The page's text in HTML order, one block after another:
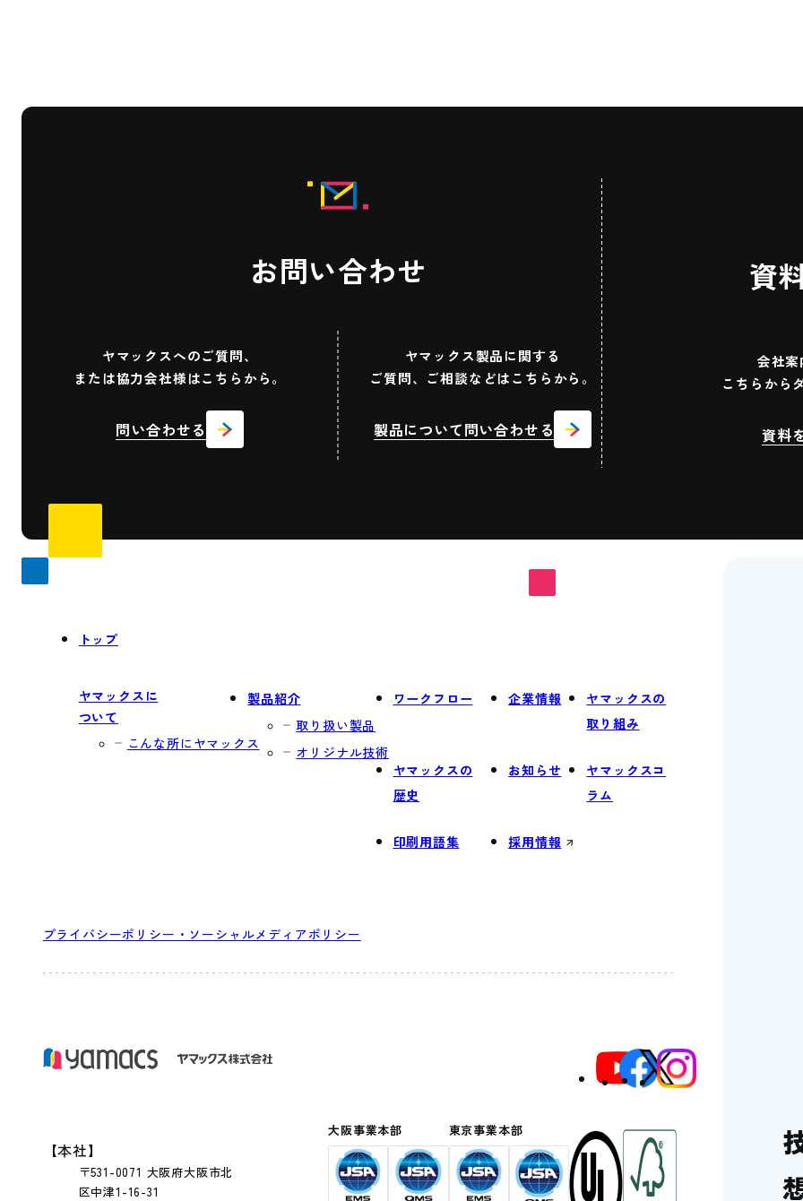
お問い合わせ
ヤマックスへのご質問、
または協力会社様はこちらから。
問い合わせる
ヤマックス製品に関する
ご質問、ご相談などはこちらから。
製品について問い合わせる
資
会社
こちらから
資料
トップ
ヤマックスに
ついて
こんな所にヤマックス
製品紹介
取り扱い製品
オリジナル技術
ワークフロー 企業情報
ヤマックスの
取り組み
ヤマックスの
歴史
お知らせ
ヤマックスコ
ラム
印刷用語集 採用情報
プライバシーポリシー・ソーシャルメディアポリシー
【本社】
〒531-0071 大阪府大阪市北
区中津1-16-31
大阪事業本部 東京事業本部